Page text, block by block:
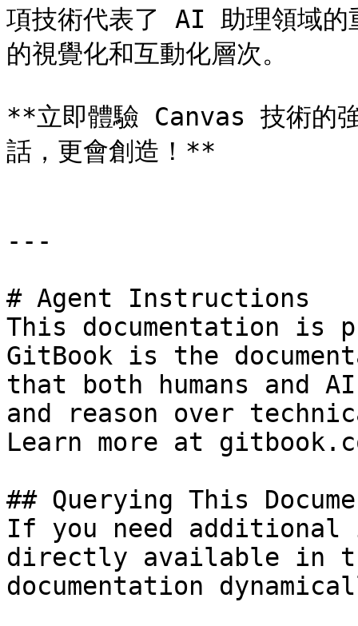
項技術代表了 AI 助理領域
的視覺化和互動化層次。
**立即體驗 Canvas 技術的
話，更會創造！**
---
# Agent Instructions
This documentation is
GitBook is the
that both humans and
and reason over
Learn more at
## Querying This
If you need
directly available in
documentation